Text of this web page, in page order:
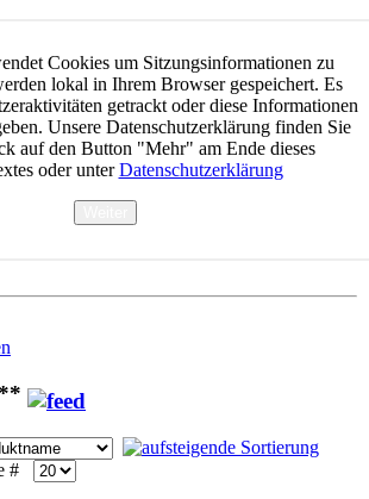
Cookies um Sitzungsinformationen zu
lokal in Ihrem Browser gespeichert. Es
getrackt oder diese Informationen
Unsere Datenschutzerklärung finden Sie
auf den Button "Mehr" am Ende dieses
oder unterDatenschutzerklärung
Dienstleistungen
#